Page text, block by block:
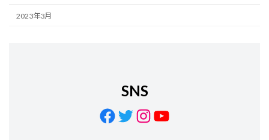
2023年3月
SNS
Facebook
Twitter
Instagram
YouTube